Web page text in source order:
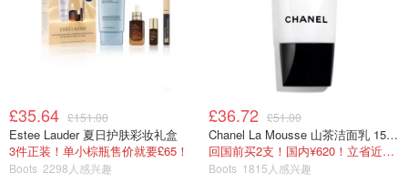
£35.64 £151.00
Estee Lauder 夏日护肤彩妆礼盒
3件正装！单小棕瓶售价就要£65！
Boots 2298人感兴趣
£36.72 £51.00
Chanel La Mousse 山茶洁面乳 150ml
回国前买2支！国内¥620！立省近一半！
Boots 1815人感兴趣